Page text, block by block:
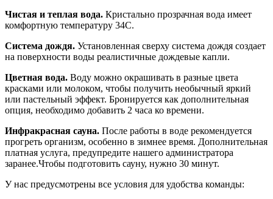
Чистая и теплая вода. Кристально прозрачная вода имеет
комфортную температуру 34С.
Система дождя. Установленная сверху система дождя создает
на поверхности воды реалистичные дождевые капли.
Цветная вода. Воду можно окрашивать в разные цвета
красками или молоком, чтобы получить необычный яркий
или пастельный эффект. Бронируется как дополнительная
опция, необходимо добавить 2 часа ко времени.
Инфракрасная сауна. После работы в воде рекомендуется
прогреть организм, особенно в зимнее время. Дополнительная
платная услуга, предупредите нашего администратора
заранее.Чтобы подготовить сауну, нужно 30 минут.
У нас предусмотрены все условия для удобства команды: